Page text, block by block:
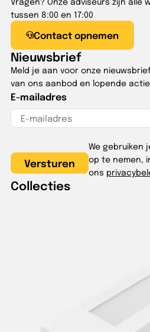
tussen 8:00 en 17:00
Contact opnemen
Nieuwsbrief
Meld je aan voor onze
van ons aanbod en lopende
E-mailadres
We gebruiken
op te nemen,
ons
Collecties